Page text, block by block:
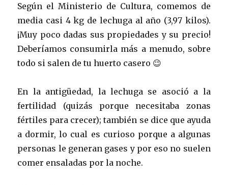
Según el Ministerio de Cultura, comemos de
media casi 4 kg de lechuga al año (3,97 kilos).
¡Muy poco dadas sus propiedades y su precio!
Deberíamos consumirla más a menudo, sobre
todo si salen de tu huerto casero 😉
En la antigüedad, la lechuga se asoció a la
fertilidad (quizás porque necesitaba zonas
fértiles para crecer); también se dice que ayuda
a dormir, lo cual es curioso porque a algunas
personas le generan gases y por eso no suelen
comer ensaladas por la noche.